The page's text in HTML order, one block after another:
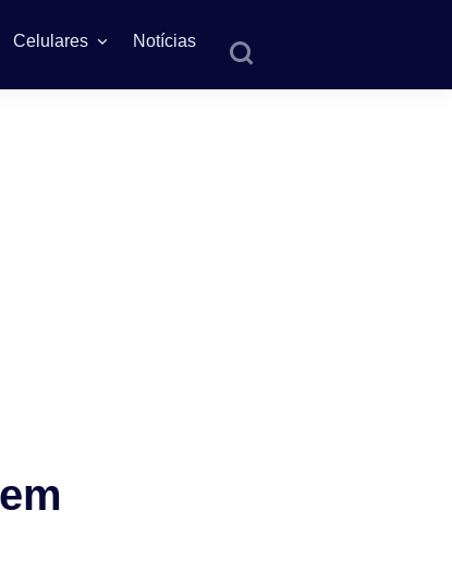
Celulares Notícias